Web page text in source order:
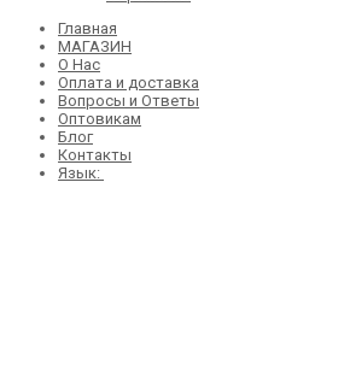
Главная
МАГАЗИН
О Нас
Оплата и доставка
Вопросы и Ответы
Оптовикам
Блог
Контакты
Язык: